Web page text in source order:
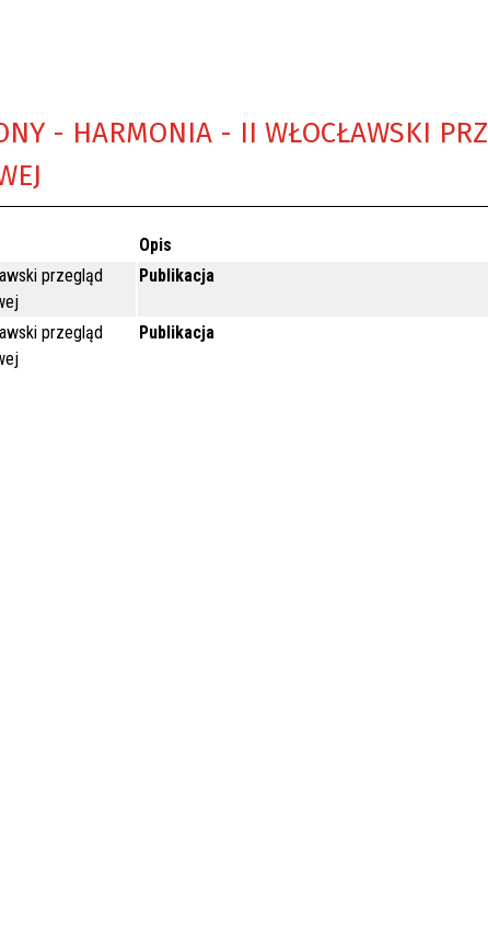
- HARMONIA - II WŁOCŁAWSKI
Opis
przegląd
Publikacja
przegląd
Publikacja